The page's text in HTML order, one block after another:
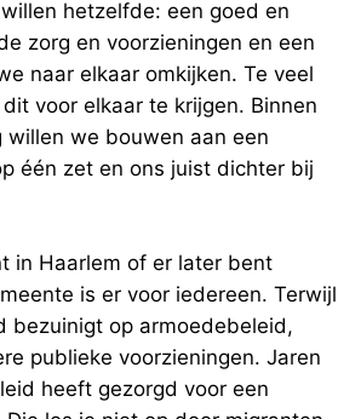
hetzelfde: een goed en
zorg en voorzieningen en een
naar elkaar omkijken. Te veel
voor elkaar te krijgen. Binnen
willen we bouwen aan een
één zet en ons juist dichter bij
in Haarlem of er later bent
is er voor iedereen. Terwijl
bezuinigt op armoedebeleid,
publieke voorzieningen. Jaren
heeft gezorgd voor een